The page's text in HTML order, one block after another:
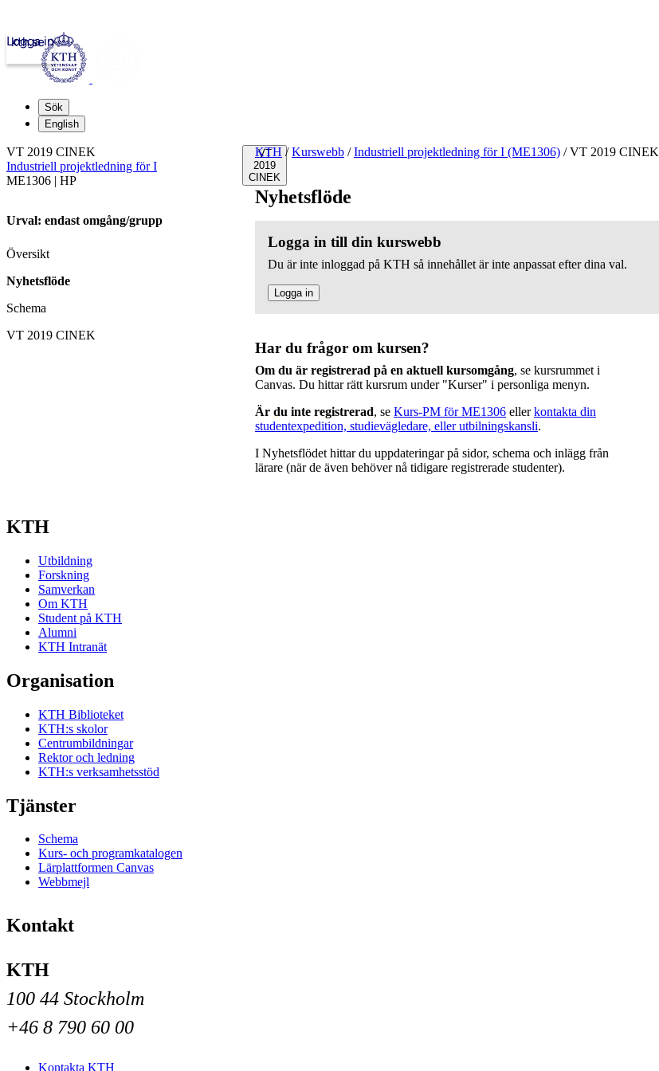
kth.se
Logga in
Sök
English
VT
2019
CINEK
KTH / Kurswebb / Industriell projektledning för I (ME1306) /VT 2019 CINEK
Nyhetsflöde
Logga in till din kurswebb
Du är inte inloggad på KTH så innehållet är inte anpassat efter dina val.
Logga in
Har du frågor om kursen?
Om du är registrerad på en aktuell kursomgång, se kursrummet i
Canvas. Du hittar rätt kursrum under "Kurser" i personliga menyn.
Är du inte registrerad, se Kurs-PM för ME1306 ellerkontakta din
studentexpedition, studievägledare, eller utbilningskansli.
I Nyhetsflödet hittar du uppdateringar på sidor, schema och inlägg från
lärare (när de även behöver nå tidigare registrerade studenter).
VT 2019 CINEK
Industriell projektledning för I
ME1306 | HP
Urval: endast omgång/grupp
Översikt
Nyhetsflöde
Schema
VT 2019 CINEK
KTH
Utbildning
Forskning
Samverkan
Om KTH
Student på KTH
Alumni
KTH Intranät
Organisation
KTH Biblioteket
KTH:s skolor
Centrumbildningar
Rektor och ledning
KTH:s verksamhetsstöd
Tjänster
Schema
Kurs- och programkatalogen
Lärplattformen Canvas
Webbmejl
Kontakt
KTH
100 44 Stockholm
+46 8 790 60 00
Kontakta KTH